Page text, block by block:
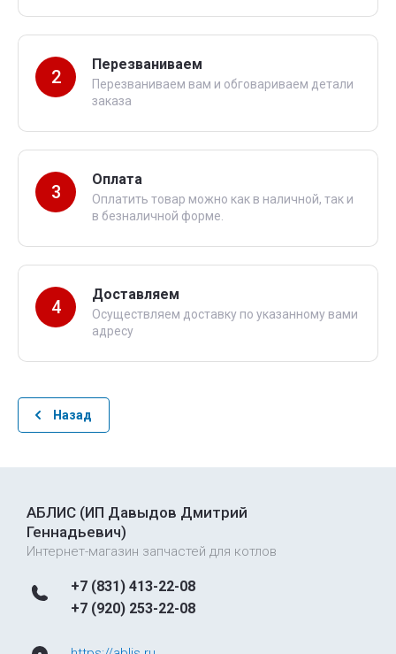
2
Перезваниваем
Перезваниваем вам и обговариваем детали
заказа
3
Оплата
Оплатить товар можно как в наличной, так и
в безналичной форме.
4
Доставляем
Осуществляем доставку по указанному вами
адресу
Назад
АБЛИС (ИП Давыдов Дмитрий
Геннадьевич)
Интернет-магазин запчастей для котлов
+7 (831) 413-22-08
+7 (920) 253-22-08